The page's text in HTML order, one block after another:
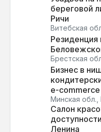
береговой
Ричи
Витебская
Резиденция
Брестская
Бизнес в
e-
Минская обл.,
Салон
Ленина